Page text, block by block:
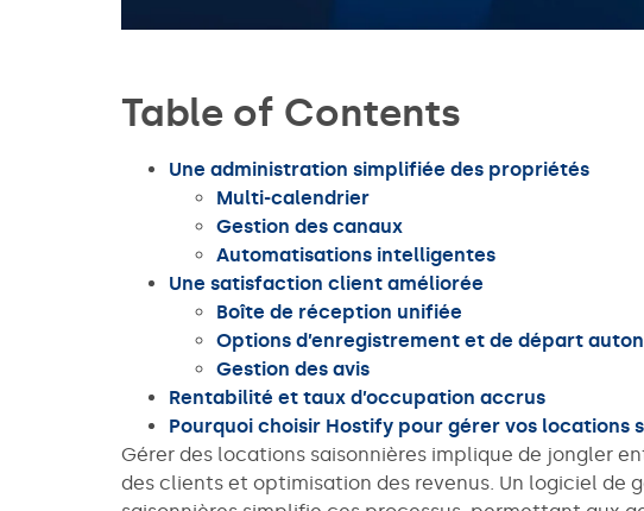
Table of Contents
Une administration simplifiée des propriétés
Multi-calendrier
Gestion des canaux
Automatisations intelligentes
Une satisfaction client améliorée
Boîte de réception unifiée
Options d’enregistrement et de départ
Gestion des avis
Rentabilité et taux d’occupation accrus
Pourquoi choisir Hostify pour gérer vos locations
Gérer des locations saisonnières implique de jongler
des clients et optimisation des revenus. Un logiciel de